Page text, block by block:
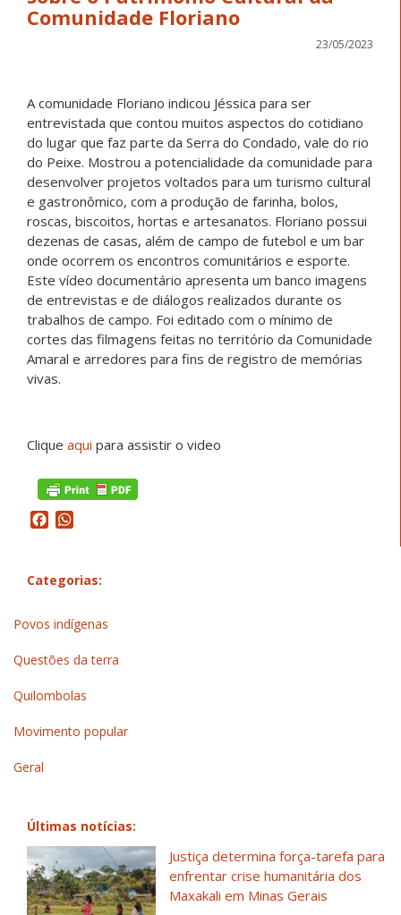
Comunidade Floriano
23/05/2023
A comunidade Floriano indicou Jéssica para ser
entrevistada que contou muitos aspectos do cotidiano
do lugar que faz parte da Serra do Condado, vale do rio
do Peixe. Mostrou a potencialidade da comunidade para
desenvolver projetos voltados para um turismo cultural
e gastronômico, com a produção de farinha, bolos,
roscas, biscoitos, hortas e artesanatos. Floriano possui
dezenas de casas, além de campo de futebol e um bar
onde ocorrem os encontros comunitários e esporte.
Este vídeo documentário apresenta um banco imagens
de entrevistas e de diálogos realizados durante os
trabalhos de campo. Foi editado com o mínimo de
cortes das filmagens feitas no território da Comunidade
Amaral e arredores para fins de registro de memórias
vivas.
Clique aqui para assistir o video
Facebook
Categorias:
Povos indígenas
Questões da terra
Quilombolas
Movimento popular
Geral
Últimas notícias:
Justiça determina força-tarefa para
enfrentar crise humanitária dos
Maxakali em Minas Gerais